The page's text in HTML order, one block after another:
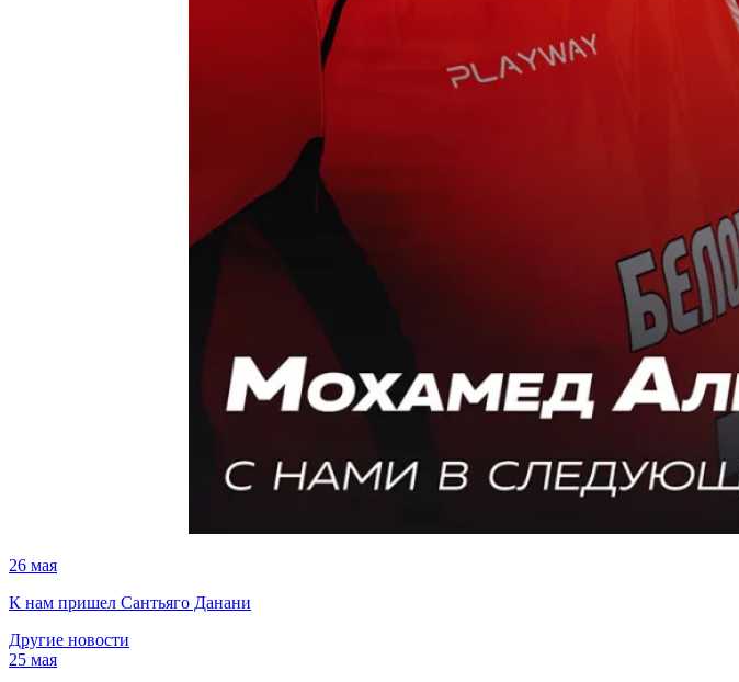
26 мая
К нам пришел Сантьяго Данани
Другие новости
25 мая